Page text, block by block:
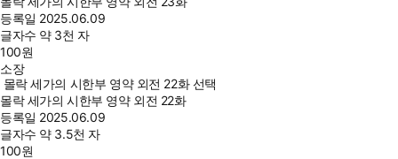
등록일 2025.06.09
글자수 약 3천 자
100원
소장
몰락 세가의 시한부 영약 외전 22화 선택
몰락 세가의 시한부 영약 외전 22화
등록일 2025.06.09
글자수 약 3.5천 자
100원